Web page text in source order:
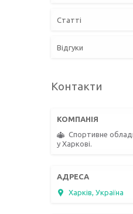
Статті
Відгуки
Контакти
Спортивне
у Харкові.
Харків, Україна